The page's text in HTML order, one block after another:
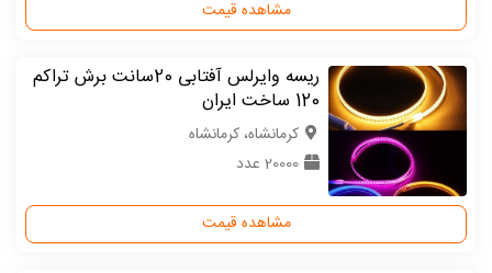
مشاهده قیمت
ریسه وایرلس آفتابی 20سانت برش تراکم
120 ساخت ایران
كرمانشاه، کرمانشاه
20000 عدد
مشاهده قیمت